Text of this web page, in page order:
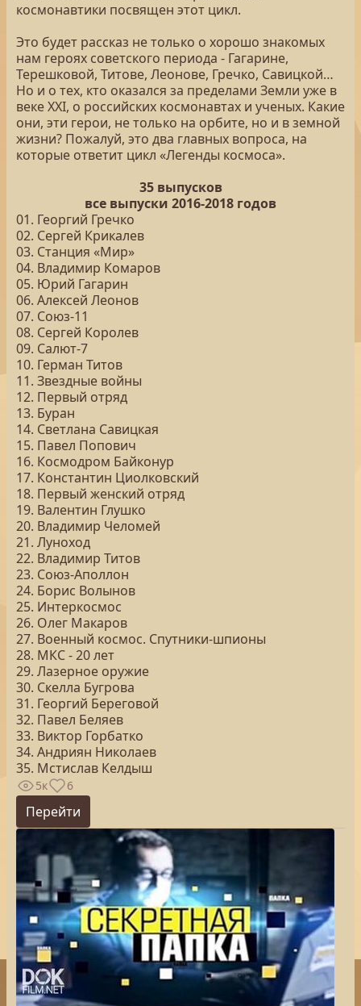
космонавтики посвящен этот цикл.
Это будет рассказ не только о хорошо знакомых
нам героях советского периода - Гагарине,
Терешковой, Титове, Леонове, Гречко, Савицкой…
Но и о тех, кто оказался за пределами Земли уже в
веке XXI, о российских космонавтах и ученых. Какие
они, эти герои, не только на орбите, но и в земной
жизни? Пожалуй, это два главных вопроса, на
которые ответит цикл «Легенды космоса».
35 выпусков
все выпуски 2016-2018 годов
01. Георгий Гречко
02. Сергей Крикалев
03. Станция «Мир»
04. Владимир Комаров
05. Юрий Гагарин
06. Алексей Леонов
07. Союз-11
08. Сергей Королев
09. Салют-7
10. Герман Титов
11. Звездные войны
12. Первый отряд
13. Буран
14. Светлана Савицкая
15. Павел Попович
16. Космодром Байконур
17. Константин Циолковский
18. Первый женский отряд
19. Валентин Глушко
20. Владимир Челомей
21. Луноход
22. Владимир Титов
23. Союз-Аполлон
24. Борис Волынов
25. Интеркосмос
26. Олег Макаров
27. Военный космос. Спутники-шпионы
28. МКС - 20 лет
29. Лазерное оружие
30. Скелла Бугрова
31. Георгий Береговой
32. Павел Беляев
33. Виктор Горбатко
34. Андриян Николаев
35. Мстислав Келдыш
5к 6
Перейти